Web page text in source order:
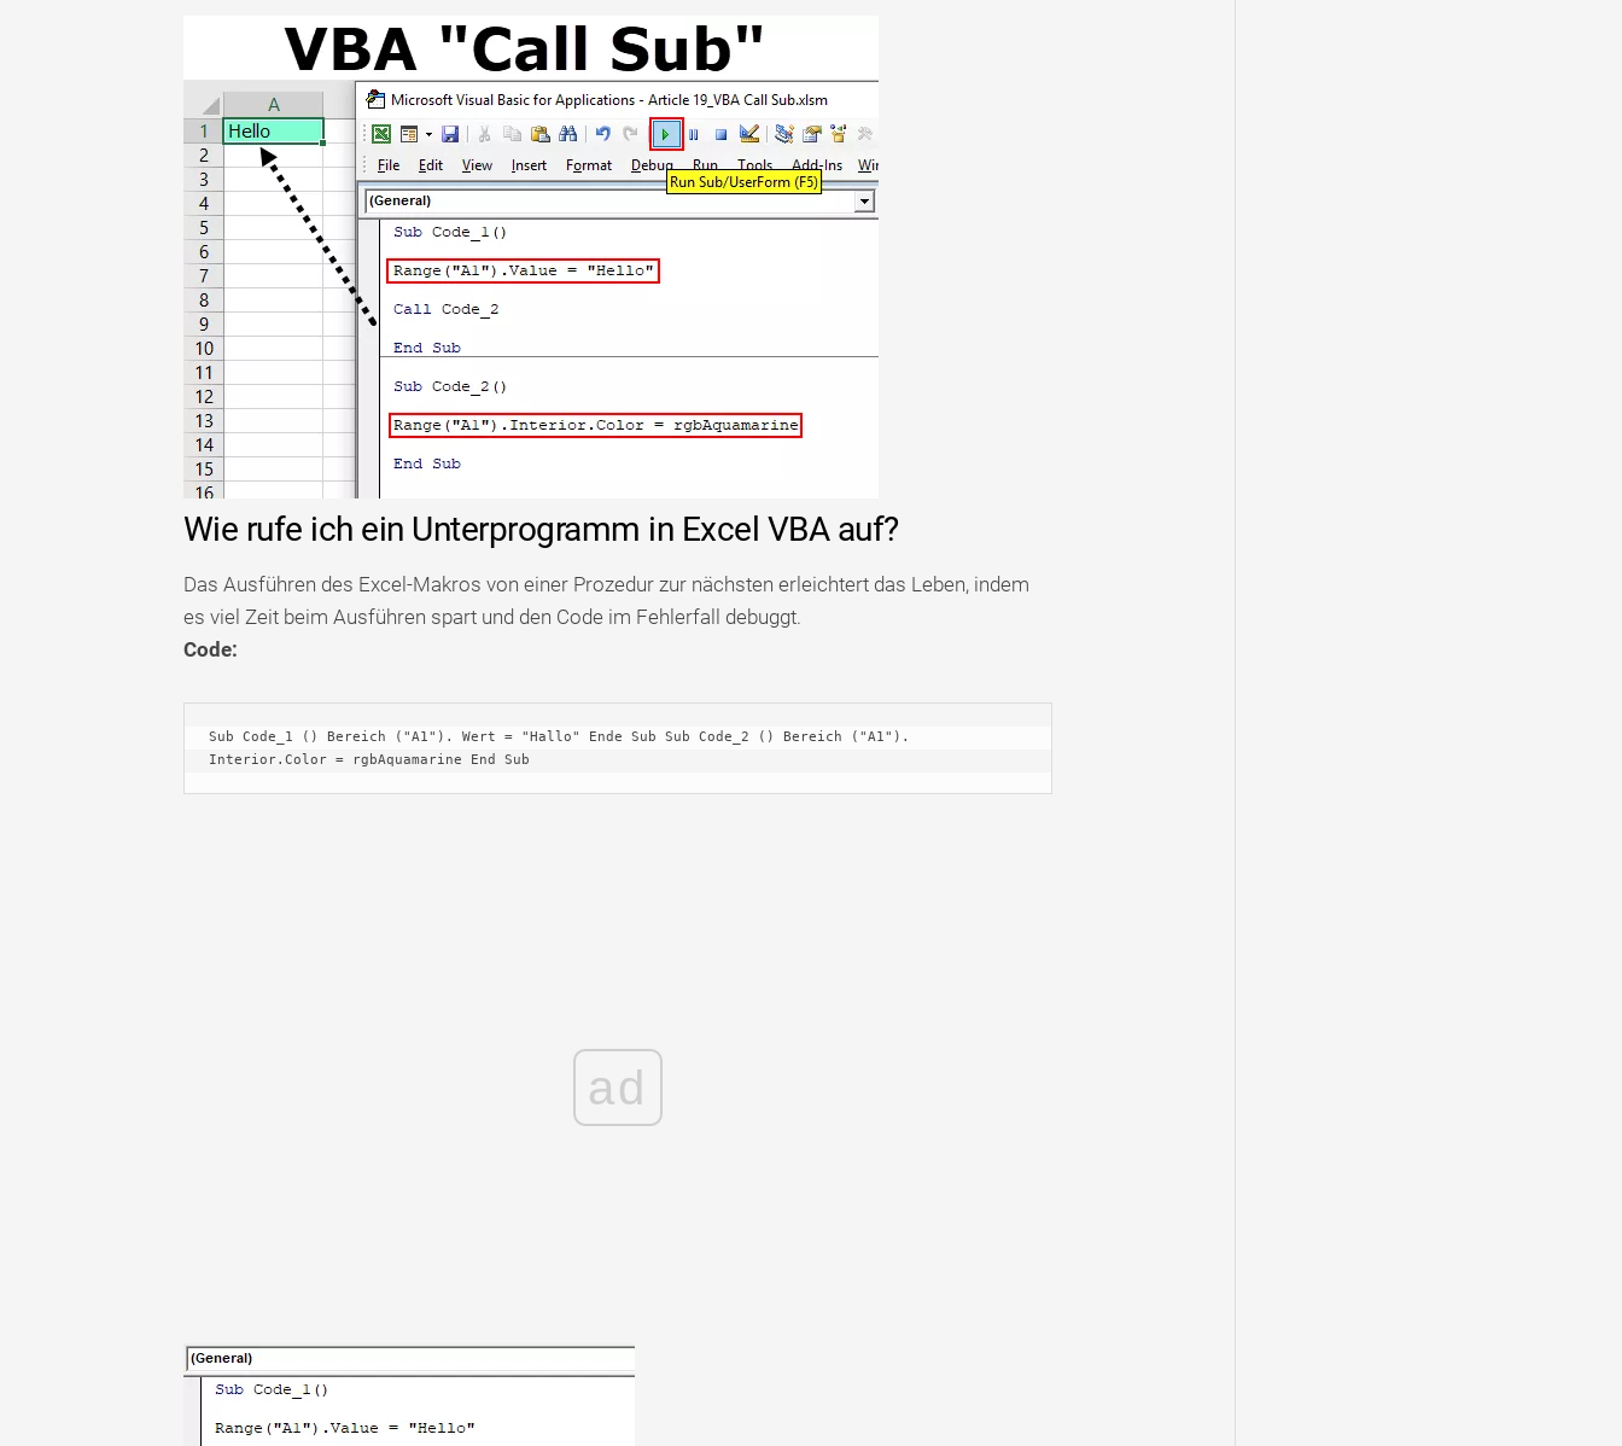
Wie rufe ich ein Unterprogramm in Excel VBA auf?
Das Ausführen des Excel-Makros von einer Prozedur zur nächsten erleichtert das Leben, indem
es viel Zeit beim Ausführen spart und den Code im Fehlerfall debuggt.
Code:
Sub Code_1 () Bereich ("A1"). Wert = "Hallo" Ende Sub Sub Code_2 () Bereich ("A1").
Interior.Color = rgbAquamarine End Sub
ad